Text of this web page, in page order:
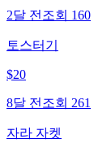
2달 전 조회 160
토스터기
$20
8달 전 조회 261
자라 자켓